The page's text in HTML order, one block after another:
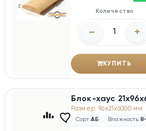
Количество
– +
КУПИТЬ
Блок-хаус
Размер: 96x21x6000 мм
Сорт:АБ Влажность: